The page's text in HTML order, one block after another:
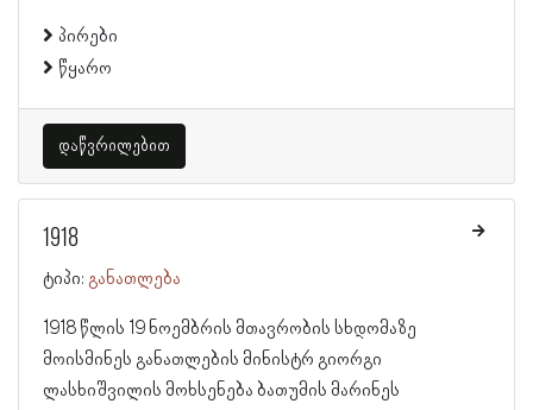
პირები
წყარო
დაწვრილებით
1918
ტიპი: განათლება
1918 წლის 19 ნოემბრის მთავრობის სხდომაზე
მოისმინეს განათლების მინისტრ გიორგი
ლასხიშვილის მოხსენება ბათუმის მარინეს